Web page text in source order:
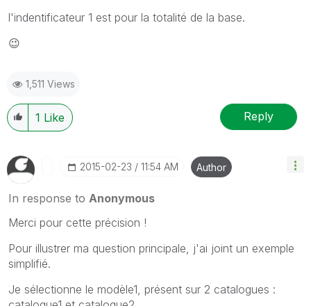
l'indentificateur 1 est pour la totalité de la base.
😉
1,511 Views
1 Like Reply
‎2015-02-23 11:54 AM Author
In response to Anonymous
Merci pour cette précision !
Pour illustrer ma question principale, j'ai joint un exemple
simplifié.
Je sélectionne le modèle1, présent sur 2 catalogues :